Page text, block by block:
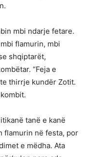
mbi ndarje fetare.
flamurin, mbi
shqiptarët,
“Feja e
thirrje kundër Zotit.
tanë e kanë
flamurin në festa, por
e mëdha. Ata